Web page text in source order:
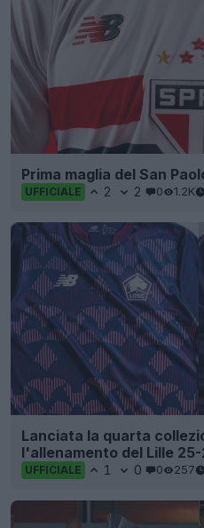
Prima maglia del San
UFFICIALE 2 2 0 1.2K
Lanciata la quarta
l'allenamento del Lille
UFFICIALE 1 0 0 257